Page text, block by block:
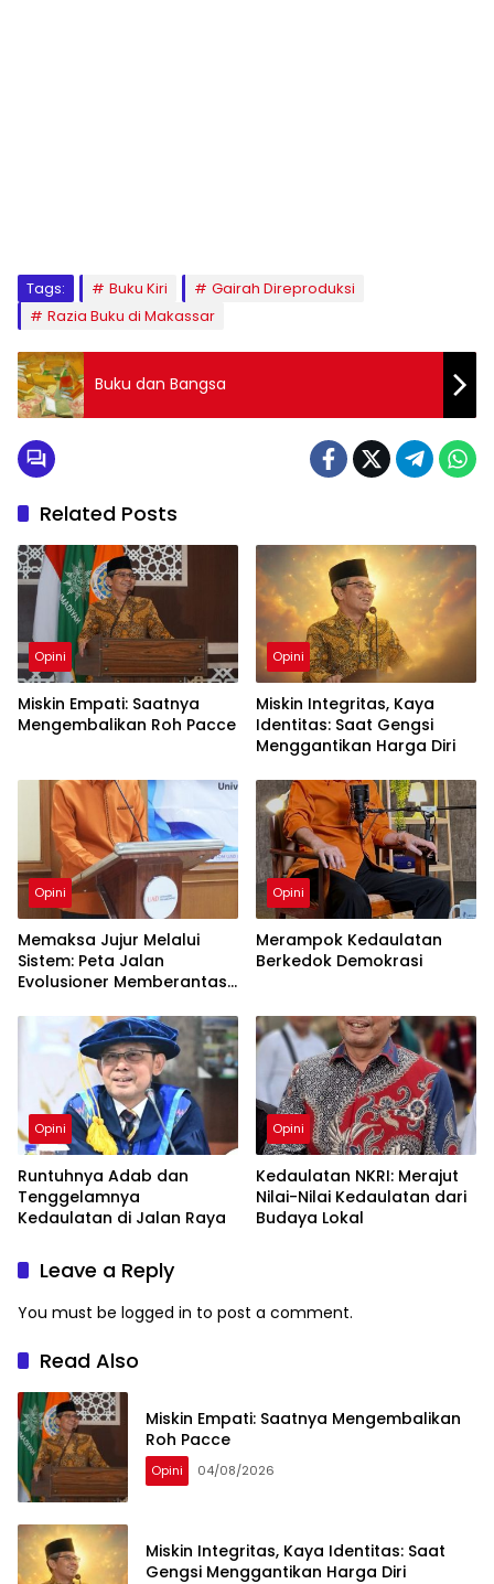
Tags: Buku Kiri
Gairah Direproduksi
Razia Buku di Makassar
Buku dan Bangsa
Related Posts
Opini
Miskin Empati: Saatnya
Mengembalikan Roh Pacce
Opini
Miskin Integritas, Kaya
Identitas: Saat Gengsi
Menggantikan Harga Diri
Opini
Memaksa Jujur Melalui
Sistem: Peta Jalan
Evolusioner Memberantas
Opini
Merampok Kedaulatan
Berkedok Demokrasi
Opini
Runtuhnya Adab dan
Tenggelamnya
Kedaulatan di Jalan Raya
Opini
Kedaulatan NKRI: Merajut
Nilai-Nilai Kedaulatan dari
Budaya Lokal
Leave a Reply
You must be logged in to post a comment.
Read Also
Miskin Empati: Saatnya Mengembalikan
Roh Pacce
Opini 04/08/2026
Miskin Integritas, Kaya Identitas: Saat
Gengsi Menggantikan Harga Diri